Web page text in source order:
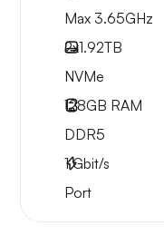
Max 3.65GHz
2x1.92TB
NVMe
128GB RAM
DDR5
1Gbit/s
Port